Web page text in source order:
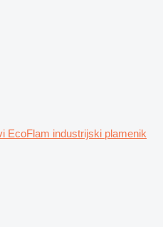
EcoFlam industrijski plamenik